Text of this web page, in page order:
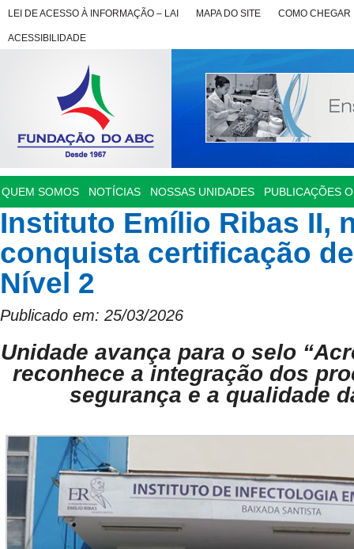
LEI DE ACESSO À INFORMAÇÃO – LAI MAPA DO SITE COMO CHEGAR
ACESSIBILIDADE
QUEM SOMOS NOTÍCIAS NOSSAS UNIDADES PUBLICAÇÕES
Instituto Emílio Ribas II,
conquista certificação
Nível 2
Publicado em: 25/03/2026
Unidade avança para o selo
reconhece a integração dos
segurança e a qualidade